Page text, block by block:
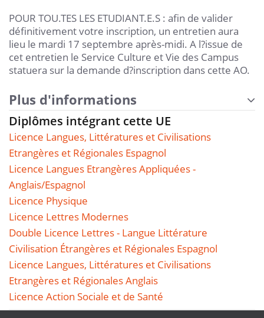
POUR TOU.TES LES ETUDIANT.E.S : afin de valider
définitivement votre inscription, un entretien aura
lieu le mardi 17 septembre après-midi. A l?issue de
cet entretien le Service Culture et Vie des Campus
statuera sur la demande d?inscription dans cette AO.
Plus d'informations
Diplômes intégrant cette UE
Licence Langues, Littératures et Civilisations
Etrangères et Régionales Espagnol
Licence Langues Etrangères Appliquées -
Anglais/Espagnol
Licence Physique
Licence Lettres Modernes
Double Licence Lettres - Langue Littérature
Civilisation Étrangères et Régionales Espagnol
Licence Langues, Littératures et Civilisations
Etrangères et Régionales Anglais
Licence Action Sociale et de Santé